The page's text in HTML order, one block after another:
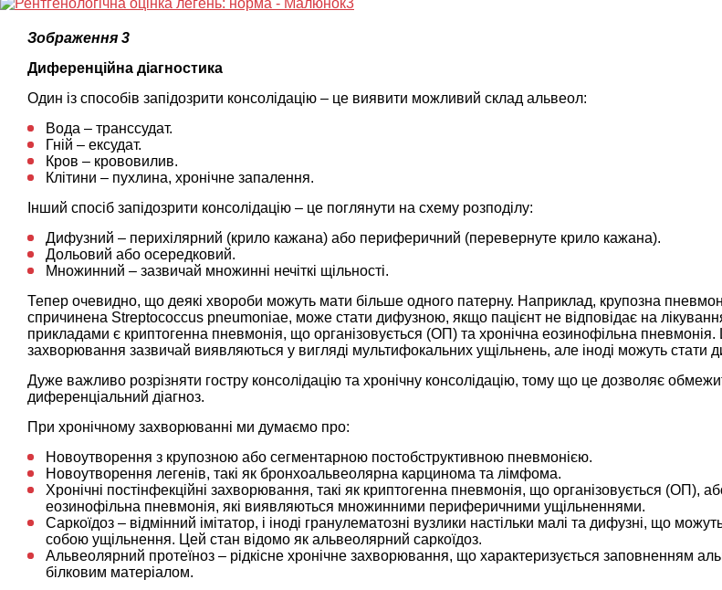
Зображення 3
Диференційна діагностика
Один із способів запідозрити консолідацію – це виявити можливий склад альвеол:
Вода – транссудат.
Гній – ексудат.
Кров – крововилив.
Клітини – пухлина, хронічне запалення.
Інший спосіб запідозрити консолідацію – це поглянути на схему розподілу:
Дифузний – перихілярний (крило кажана) або периферичний (перевернуте крило кажана).
Дольовий або осередковий.
Множинний – зазвичай множинні нечіткі щільності.
Тепер очевидно, що деякі хвороби можуть мати більше одного патерну. Наприклад, крупозна
спричинена Streptococcus pneumoniae, може стати дифузною, якщо пацієнт не відповідає на
прикладами є криптогенна пневмонія, що організовується (ОП) та хронічна еозинофільна пневмонія.
захворювання зазвичай виявляються у вигляді мультифокальних ущільнень, але іноді можуть стати
Дуже важливо розрізняти гостру консолідацію та хронічну консолідацію, тому що це дозволяє
диференціальний діагноз.
При хронічному захворюванні ми думаємо про:
Новоутворення з крупозною або сегментарною постобструктивною пневмонією.
Новоутворення легенів, такі як бронхоальвеолярна карцинома та лімфома.
Хронічні постінфекційні захворювання, такі як криптогенна пневмонія, що організовується (ОП),
еозинофільна пневмонія, які виявляються множинними периферичними ущільненнями.
Саркоїдоз – відмінний імітатор, і іноді гранулематозні вузлики настільки малі та дифузні, що
собою ущільнення. Цей стан відомо як альвеолярний саркоїдоз.
Альвеолярний протеїноз – рідкісне хронічне захворювання, що характеризується заповненням
білковим матеріалом.